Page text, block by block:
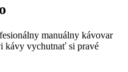
manuálny kávovar
kávy vychutnať si pravé